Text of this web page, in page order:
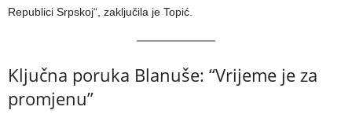
Republici Srpskoj“, zaključila je Topić.
Ključna poruka Blanuše: “Vrijeme je za
promjenu”